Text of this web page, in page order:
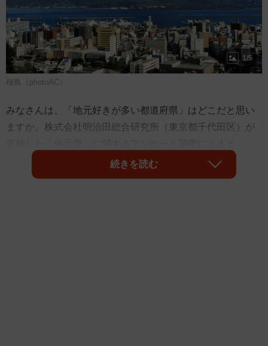
1/5
桜島（photoAC）
みなさんは、「地元好きが多い都道府県」はどこだと思い
ますか。株式会社明治田総合研究所（東京都千代田区）が
「兵庫県」と「鹿児島県」が同率1位となりました。また、
地元を出た人で地元好きが多いのは「熊本県」、地元に残
続きを読む